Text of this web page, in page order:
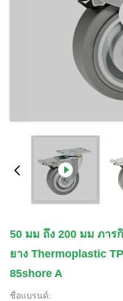
50 มม ถึง 200 มม ภา
ยาง Thermoplastic
85shore A
ชื่อแบรนด์: